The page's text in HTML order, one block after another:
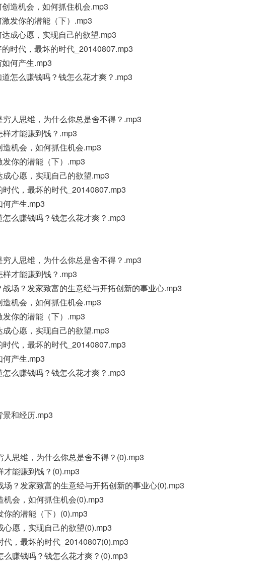
创造机会，如何抓住机会.mp3
激发你的潜能（下）.mp3
达成心愿，实现自己的欲望.mp3
的时代，最坏的时代_20140807.mp3
如何产生.mp3
道怎么赚钱吗？钱怎么花才爽？.mp3
穷人思维，为什么你总是舍不得？.mp3
样才能赚到钱？.mp3
造机会，如何抓住机会.mp3
发你的潜能（下）.mp3
成心愿，实现自己的欲望.mp3
时代，最坏的时代_20140807.mp3
何产生.mp3
怎么赚钱吗？钱怎么花才爽？.mp3
穷人思维，为什么你总是舍不得？.mp3
样才能赚到钱？.mp3
战场？发家致富的生意经与开拓创新的事业心.mp3
造机会，如何抓住机会.mp3
发你的潜能（下）.mp3
成心愿，实现自己的欲望.mp3
时代，最坏的时代_20140807.mp3
何产生.mp3
怎么赚钱吗？钱怎么花才爽？.mp3
景和经历.mp3
人思维，为什么你总是舍不得？(0).mp3
才能赚到钱？(0).mp3
场？发家致富的生意经与开拓创新的事业心(0).mp3
机会，如何抓住机会(0).mp3
你的潜能（下）(0).mp3
心愿，实现自己的欲望(0).mp3
代，最坏的时代_20140807(0).mp3
么赚钱吗？钱怎么花才爽？(0).mp3